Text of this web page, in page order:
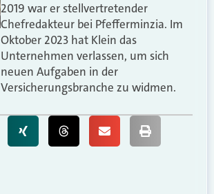
2019 war er stellvertretender
Chefredakteur bei Pfefferminzia. Im
Oktober 2023 hat Klein das
Unternehmen verlassen, um sich
neuen Aufgaben in der
Versicherungsbranche zu widmen.